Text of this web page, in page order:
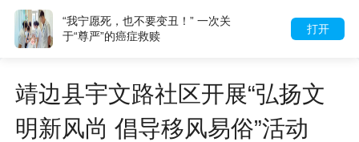
打开
“我宁愿死，也不要变丑！” 一次关
于“尊严”的癌症救赎
靖边县宇文路社区开展“弘扬文
明新风尚 倡导移风易俗”活动